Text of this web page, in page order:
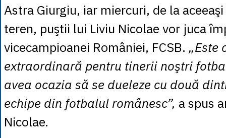
Astra Giurgiu, iar miercuri, de la
teren, puştii lui Liviu Nicolae vor juca
vicecampioanei României, FCSB. „Este
extraordinară pentru tinerii noştri
avea ocazia să se dueleze cu două
echipe din fotbalul românesc”, a spus
Nicolae.